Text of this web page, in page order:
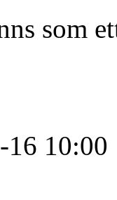
som
16 10:00